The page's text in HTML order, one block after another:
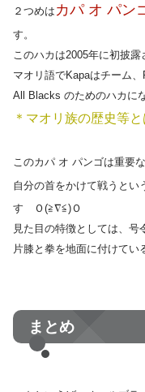
２つめは カパ オ パン
す。
このハカは2005年に初披露
マオリ語でKapaはチーム、
All Blacks のためのハカに
＊マオリ族の歴史等
このカパ オ パンゴは重要
自分の首をかけて戦うとい
す Ｏ(≧∇≦)Ｏ
見た目の特徴としては、号
片膝と拳を地面に付けてい
まとめ